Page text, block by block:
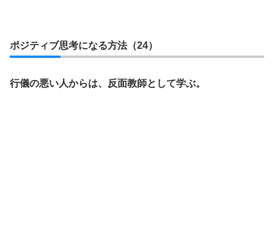
ポジティブ思考になる方法（24）
行儀の悪い人からは、反面教師として学ぶ。